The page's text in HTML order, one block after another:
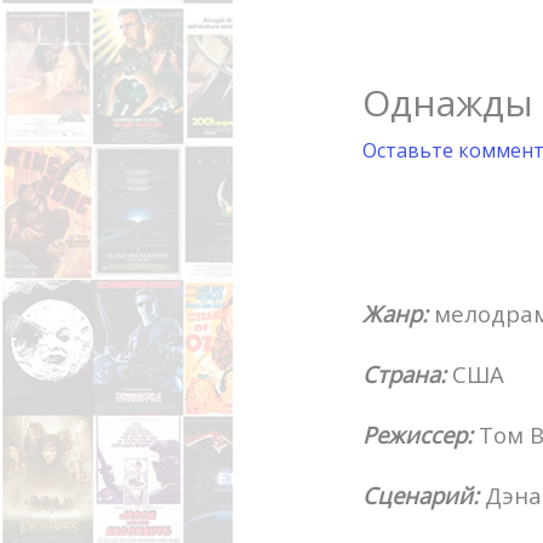
Однажды
Оставьте
Жанр:
Страна:США
Режиссер:Том
Сценарий: